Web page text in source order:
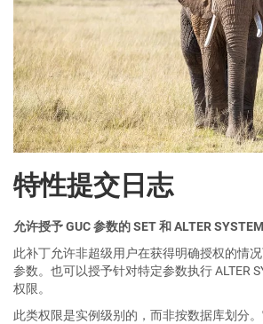
特性提交日志
允许授予 GUC 参数的 SET 和 ALTER SYSTEM
此补丁允许非超级用户在获得明确授权的情况
参数。也可以授予针对特定参数执行 ALTER
权限。
此类权限是实例级别的，而非按数据库划分